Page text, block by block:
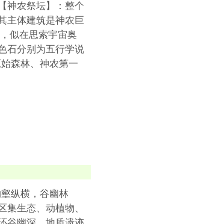
神农祭坛】：整个
主体建筑是神农巨
似在思索宇宙奥
石分别为五行学说
森林、神农第一
纵横，谷幽林
生态、动植物、